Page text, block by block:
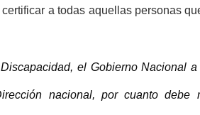
a todas aquellas personas
el Gobierno Nacional
nacional, por cuanto debe